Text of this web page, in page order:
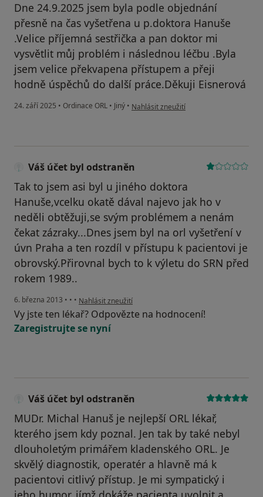
Dne 24.9.2025 jsem byla podle objednání
přesně na čas vyšetřena u p.doktora Hanuše
.Velice příjemná sestřička a pan doktor mi
vysvětlit můj problém i následnou léčbu .Byla
jsem velice překvapena přístupem a přeji
hodně úspěchů do další práce.Děkuji Eisnerová
24. září 2025 • Ordinace ORL • Jiný • podle názoru uživatele Eisnerová Milena
Nahlásit zneužití
Váš účet byl odstraněn
Tak to jsem asi byl u jiného doktora
Hanuše,vcelku okatě dával najevo jak ho v
neděli obtěžuji,se svým problémem a nenám
čekat zázraky...Dnes jsem byl na orl vyšetření v
úvn Praha a ten rozdíl v přístupu k pacientovi je
obrovský.Přirovnal bych to k výletu do SRN před
rokem 1989..
6. března 2013 • • • podle názoru uživatele Váš účet byl odstraněn
Nahlásit zneužití
Vy jste ten lékař? Odpovězte na hodnocení!
Zaregistrujte se nyní
Váš účet byl odstraněn
MUDr. Michal Hanuš je nejlepší ORL lékař,
kterého jsem kdy poznal. Jen tak by také nebyl
dlouholetým primářem kladenského ORL. Je
skvělý diagnostik, operatér a hlavně má k
pacientovi citlivý přístup. Je mi sympatický i